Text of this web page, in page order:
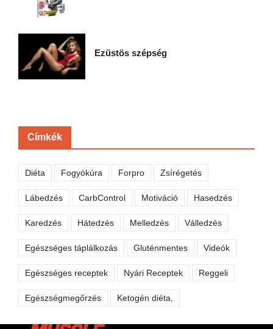
Ezüstös szépség
Címkék
Diéta Fogyókúra Forpro Zsírégetés
Lábedzés CarbControl Motiváció Hasedzés
Karedzés Hátedzés Melledzés Válledzés
Egészséges táplálkozás Gluténmentes Videók
Egészséges receptek Nyári Receptek Reggeli
Egészségmegőrzés Ketogén diéta,